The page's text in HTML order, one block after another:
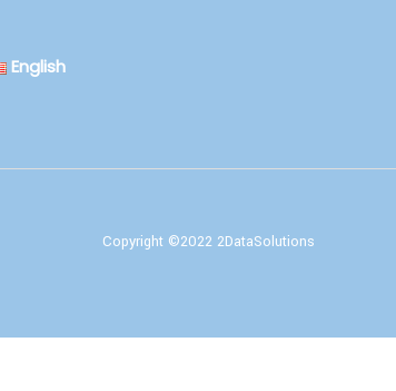
English
Copyright ©2022 2DataSolutions